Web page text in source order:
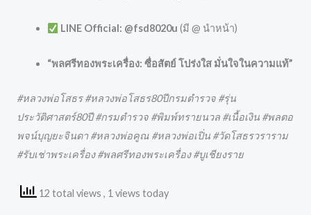
LINE Official: @fsd8020u (มี @ นำหน้า)
“พลศรีทองพระเครื่อง: ซื่อสัตย์ โปร่งใส มั่นใจในความแท้”
#หลวงพ่อโสธร #หลวงพ่อโสธร80ปีกรมตำรวจ #รุ่น
ประวัติศาสตร์80ปี #กรมตำรวจ #พิมพ์ทรายนวล #เนื้อเงิน #พลตอ
พจน์บุญยะจินดา #หลวงพ่อคูณ #หลวงพ่อเปิ่น #วัดโสธรวราราม
#รับเช่าพระเครื่อง #พลศรีทองพระเครื่อง #บูเชียงราย
12 total views , 1 views today